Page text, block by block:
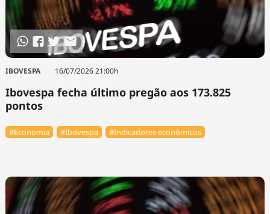
IBOVESPA 16/07/2026 21:00h
Ibovespa fecha último pregão aos 173.825
pontos
#Economia #Ibovespa #Indicadores econômicos